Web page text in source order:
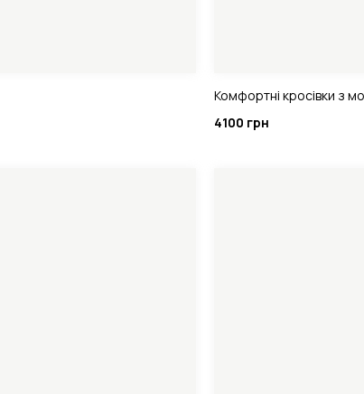
Комфортні кросівки з
4100 грн